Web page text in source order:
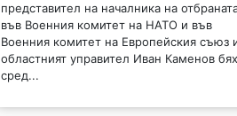
представител на началника на
във Военния комитет на НАТО и във
Военния комитет на Европейския съюз
областният управител Иван Каменов
сред...